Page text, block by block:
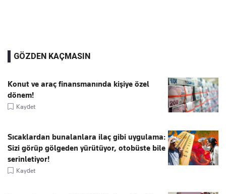
GÖZDEN KAÇMASIN
Konut ve araç finansmanında kişiye özel
dönem!
Kaydet
Sıcaklardan bunalanlara ilaç gibi uygulama:
Sizi görüp gölgeden yürütüyor, otobüste bile
serinletiyor!
Kaydet